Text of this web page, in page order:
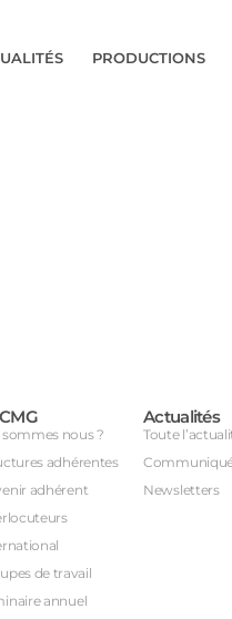
PRODUCTIONS
nous ?
adhérentes
adhérent
de travail
annuel
Actualités
Toute
Newsletters